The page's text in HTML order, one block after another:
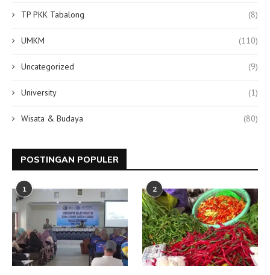
TP PKK Tabalong (8)
UMKM (110)
Uncategorized (9)
University (1)
Wisata & Budaya (80)
POSTINGAN POPULER
1 2